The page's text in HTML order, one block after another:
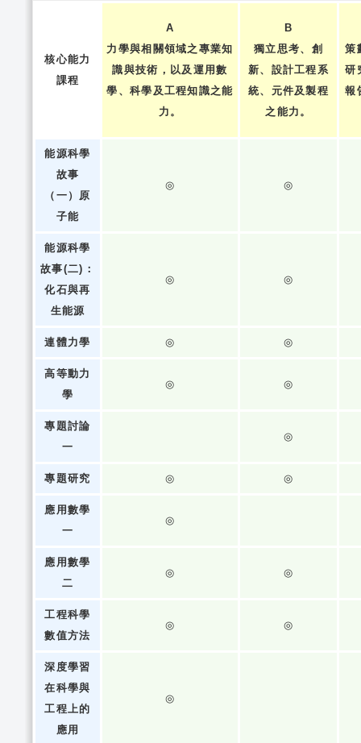
核心能力
課程
A
力學與相關領域之專業知
識與技術，以及運用數
學、科學及工程知識之能
力。
B
獨立思考、創
新、設計工程系
統、元件及製程
之能力。
策
研
報
能源科學
故事
（一）原
子能
◎ ◎
能源科學
故事(二)：
化石與再
生能源
◎ ◎
連體力學 ◎ ◎
高等動力
學
◎ ◎
專題討論
一
◎
專題研究 ◎ ◎
應用數學
一
◎
應用數學
二
◎ ◎
工程科學
數值方法
◎ ◎
深度學習
在科學與
工程上的
應用
◎